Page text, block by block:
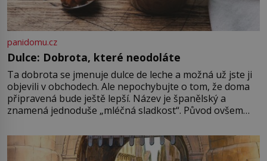
panidomu.cz
Dulce: Dobrota, které neodoláte
Ta dobrota se jmenuje dulce de leche a možná už jste ji
objevili v obchodech. Ale nepochybujte o tom, že doma
připravená bude ještě lepší. Název je španělský a
znamená jednoduše „mléčná sladkost“. Původ ovšem
pře hned několik latinskoamerických zemí a k tomu
Francie, kde se traduje,